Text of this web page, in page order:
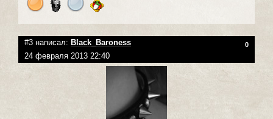
#3 написал: Black_Baroness 0
24 февраля 2013 22:40